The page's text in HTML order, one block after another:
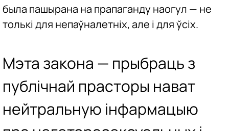
была пашырана на прапаганду наогул — не
толькі для непаўналетніх, але і для ўсіх.
Мэта закона — прыбраць з
публічнай прасторы нават
нейтральную інфармацыю